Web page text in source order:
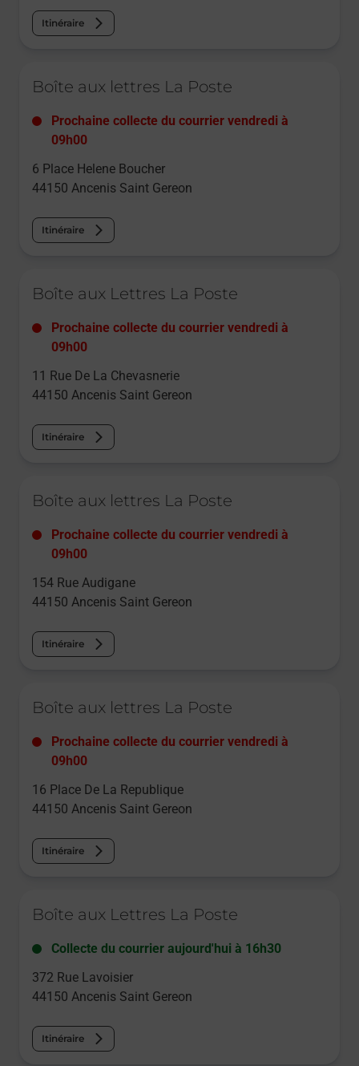
Itinéraire
Boîte aux lettres La Poste
Prochaine collecte du courrier vendredi à
09h00
6 Place Helene Boucher
44150 Ancenis Saint Gereon
Itinéraire
Boîte aux Lettres La Poste
Prochaine collecte du courrier vendredi à
09h00
11 Rue De La Chevasnerie
44150 Ancenis Saint Gereon
Itinéraire
Boîte aux lettres La Poste
Prochaine collecte du courrier vendredi à
09h00
154 Rue Audigane
44150 Ancenis Saint Gereon
Itinéraire
Boîte aux lettres La Poste
Prochaine collecte du courrier vendredi à
09h00
16 Place De La Republique
44150 Ancenis Saint Gereon
Itinéraire
Boîte aux Lettres La Poste
Collecte du courrier aujourd'hui à 16h30
372 Rue Lavoisier
44150 Ancenis Saint Gereon
Itinéraire